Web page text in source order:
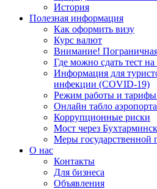
История
Полезная информация
Как оформить визу
Курс валют
Внимание!
Где можно сдать тест
Информация для
инфекции (COVID-19)
Режим работы и
Онлайн табло
Коррупционные риски
Мост через
Меры государственной
О нас
Контакты
Для бизнеса
Объявления